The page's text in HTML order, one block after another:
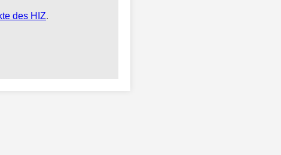
des HIZ.